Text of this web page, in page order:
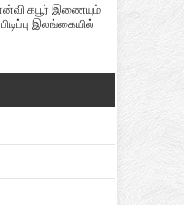
கபூர் இணையும்
இலங்கையில்